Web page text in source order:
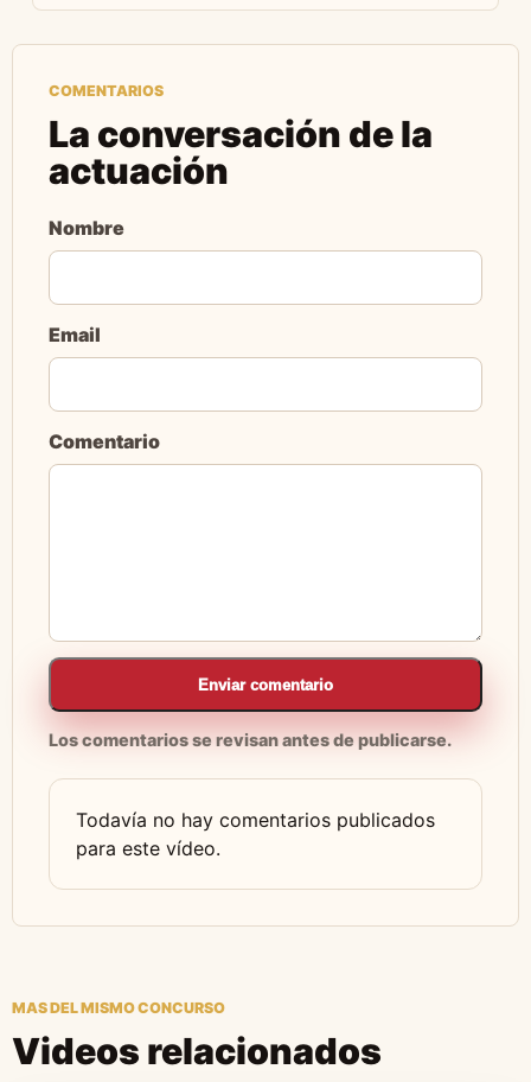
COMENTARIOS
La conversación de la
actuación
Nombre
Email
Comentario
Enviar comentario
Los comentarios se revisan antes de publicarse.
Todavía no hay comentarios publicados
para este vídeo.
MAS DEL MISMO CONCURSO
Videos relacionados